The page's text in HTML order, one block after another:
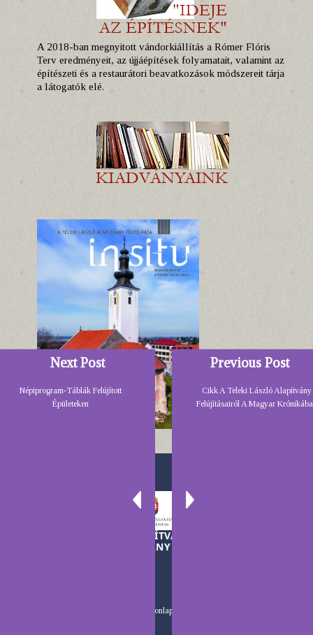
A 2018-ban megnyitott vándorkiállítás a Rómer Flóris
Terv eredményeit, az újjáépítések folyamatait, valamint az
építészeti és a restaurátori beavatkozások módszereit tárja
a látogatók elé.
A TELEKI LÁSZLÓ ALAPÍTVÁNY MŰKÖDÉSÉT A
MAGYAR KORMÁNY TÁMOGATJA
HonlapCentrum
Previous Post
Cikk A Teleki László Alapítvány
Felújításairól A Magyar
Next Post
Népiprogram-Táblák Felújított
Épületeken